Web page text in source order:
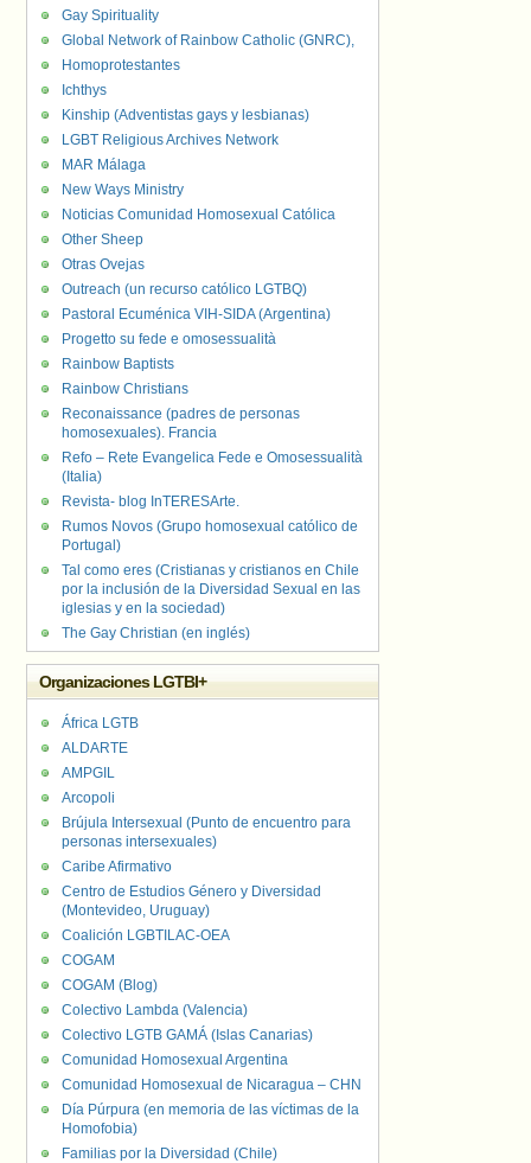
Gay Spirituality
Global Network of Rainbow Catholic (GNRC),
Homoprotestantes
Ichthys
Kinship (Adventistas gays y lesbianas)
LGBT Religious Archives Network
MAR Málaga
New Ways Ministry
Noticias Comunidad Homosexual Católica
Other Sheep
Otras Ovejas
Outreach (un recurso católico LGTBQ)
Pastoral Ecuménica VIH-SIDA (Argentina)
Progetto su fede e omosessualità
Rainbow Baptists
Rainbow Christians
Reconaissance (padres de personas
homosexuales). Francia
Refo – Rete Evangelica Fede e Omosessualità
(Italia)
Revista- blog InTERESArte.
Rumos Novos (Grupo homosexual católico de
Portugal)
Tal como eres (Cristianas y cristianos en Chile
por la inclusión de la Diversidad Sexual en las
iglesias y en la sociedad)
The Gay Christian (en inglés)
Organizaciones LGTBI+
África LGTB
ALDARTE
AMPGIL
Arcopoli
Brújula Intersexual (Punto de encuentro para
personas intersexuales)
Caribe Afirmativo
Centro de Estudios Género y Diversidad
(Montevideo, Uruguay)
Coalición LGBTILAC-OEA
COGAM
COGAM (Blog)
Colectivo Lambda (Valencia)
Colectivo LGTB GAMÁ (Islas Canarias)
Comunidad Homosexual Argentina
Comunidad Homosexual de Nicaragua – CHN
Día Púrpura (en memoria de las víctimas de la
Homofobia)
Familias por la Diversidad (Chile)